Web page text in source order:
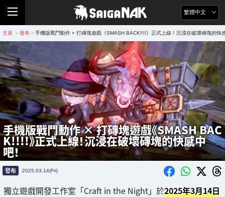
繁體中文
主頁 > 發布 > 手機版戰鬥動作 × 打磚塊遊戲《SMASH BACK!!!!》正式上線！沉浸在破壞磚塊的快
手機版戰鬥動作 × 打磚塊遊戲《SMASH BAC
K!!!!》正式上線！沉浸在破壞磚塊的快感中
吧！
發布 2025.03.14(Fri)
獨立遊戲開發工作室「Craft in the Night」於2025年3月14日